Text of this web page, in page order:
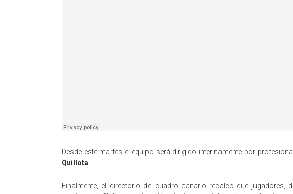
Desde este martes el equipo será dirigido interinamente por
Quillota
Finalmente, el directorio del cuadro canario recalco que jugadores,